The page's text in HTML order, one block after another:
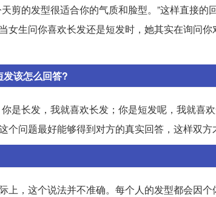
剪的发型很适合你的气质和脸型。”这样直接
女生问你喜欢长发还是短发时，她其实在询问
发该怎么回答?
是长发，我就喜欢长发；你是短发呢，我就喜
问题最好能够得到对方的真实回答，这样双方
上，这个说法并不准确。每个人的发型都会因